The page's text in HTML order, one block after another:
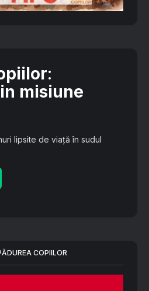
:
misiune
lipsite de viață în sudul
COPIILOR